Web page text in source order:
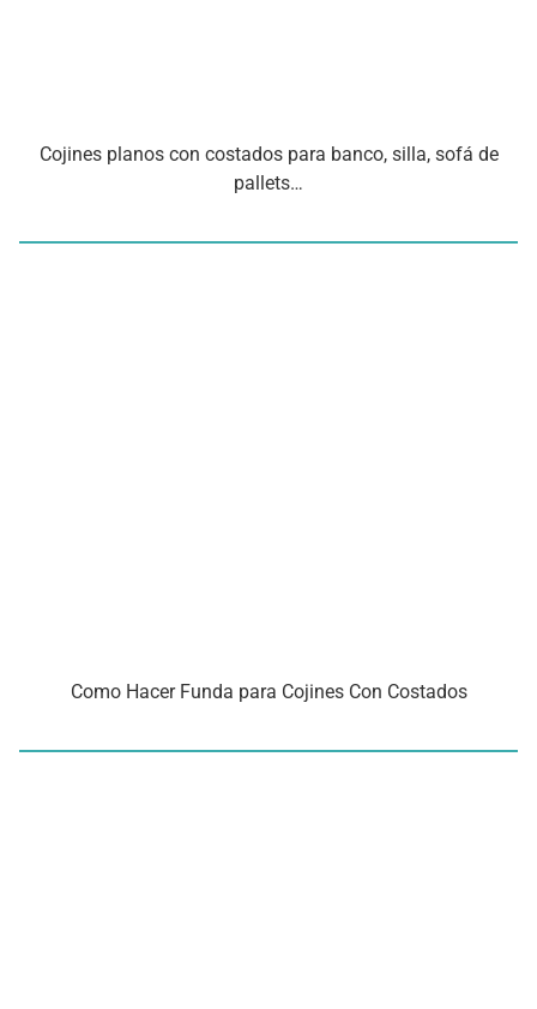
Cojines planos con costados para banco, silla, sofá de
pallets…
Como Hacer Funda para Cojines Con Costados